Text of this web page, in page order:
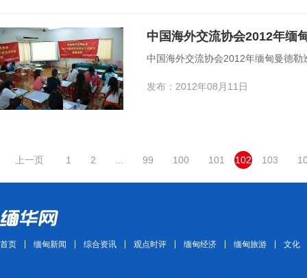
中国海外交流协会2012年缅
中国海外交流协会2012年缅甸曼德
发布：2012年08月11日
上一页 1 2 99 100 101 102 103
首页 缅甸新闻 综合资讯 观点时评 缅甸经济 缅甸旅游 文化